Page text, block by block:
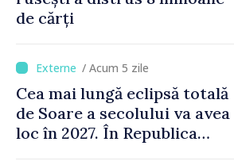
de cărți
/ Acum 5 zile
Cea mai lungă eclipsă totală
de Soare a secolului va avea
loc în 2027. În Republica